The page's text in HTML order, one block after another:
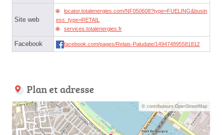
Site web
locator.totalenergies.com/NF050608?type=FUELING&busin
ess_type=RETAIL
services.totalenergies.fr
Facebook facebook.com/pages/Relais-Paludate/149474895581812
Plan et adresse
© contributeurs OpenStreetMap